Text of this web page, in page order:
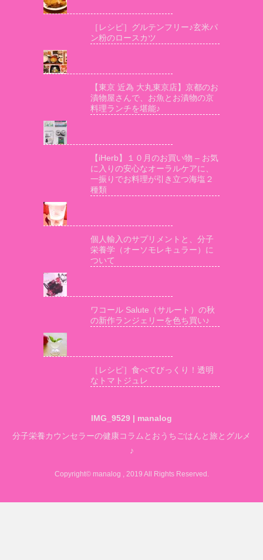
［レシピ］グルテンフリー♪玄米パ
ン粉のロースカツ
【東京 近為 大丸東京店】京都のお
漬物屋さんで、お魚とお漬物の京
料理ランチを堪能♪
【iHerb】１０月のお買い物 – お気
に入りの安心なオーラルケアに、
一振りでお料理が引き立つ海塩２
種類
個人輸入のサプリメントと、分子
栄養学（オーソモレキュラー）に
ついて
ワコール Salute（サルート）の秋
の新作ランジェリーを色ち買い♪
［レシピ］食べてびっくり！透明
なトマトジュレ
IMG_9529 | manalog
分子栄養カウンセラーの健康コラムとおうちごはんと旅とグルメ
♪
Copyright© manalog , 2019 All Rights Reserved.